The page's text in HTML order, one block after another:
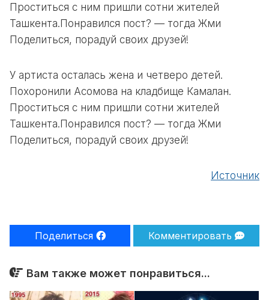
Проститься с ним пришли сотни жителей
Ташкента.Понравился пост? — тогда Жми
Поделиться, порадуй своих друзей!
У артиста осталась жена и четверо детей.
Похоронили Асомова на кладбище Камалан.
Проститься с ним пришли сотни жителей
Ташкента.Понравился пост? — тогда Жми
Поделиться, порадуй своих друзей!
Источник
Поделиться Комментировать
Вам также может понравиться...